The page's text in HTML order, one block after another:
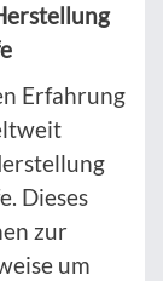
Erfahrung
Dieses
zur
um